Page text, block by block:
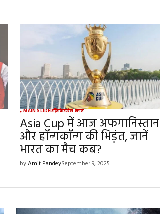
MAIN SLIDERक्रिकेटखेल जगत
Asia Cup में आज अफगानिस्तान
और हॉन्गकॉन्ग की भिड़ंत, जानें
भारत का मैच कब?
byAmit PandeySeptember 9, 2025